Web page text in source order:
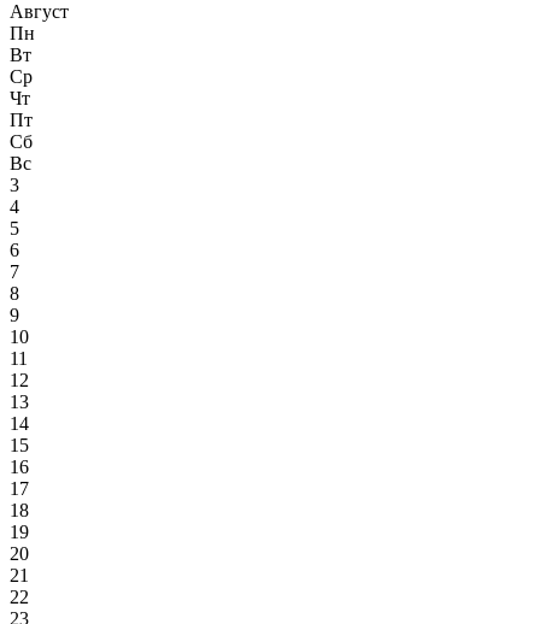
Август
Пн
Вт
Ср
Чт
Пт
Сб
Вс
3
4
5
6
7
8
9
10
11
12
13
14
15
16
17
18
19
20
21
22
23